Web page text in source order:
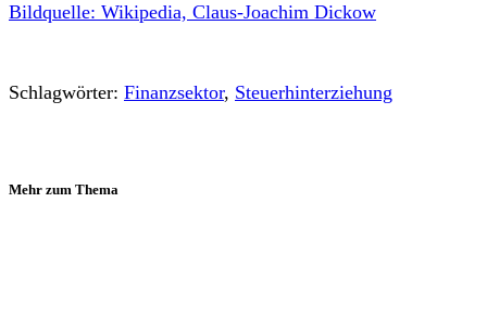
Bildquelle: Wikipedia, Claus-Joachim Dickow
Schlagwörter: Finanzsektor, Steuerhinterziehung
Mehr zum Thema